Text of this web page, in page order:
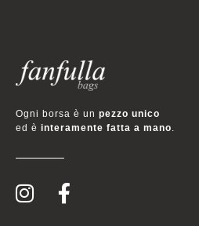
Ogni borsa è un pezzo unico
ed è interamente fatta a mano.